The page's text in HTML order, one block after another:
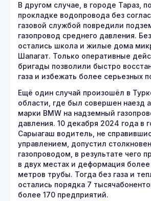
В другом случае, в городе Тараз,
прокладке водопровода без
газовой службой повредили
газопровод среднего давления.
остались школа и жилые дома
Шапагат. Только оперативные
бригады позволили быстро
газа и избежать более серьезных
Ещё один случай произошёл в
области, где был совершен наезд
марки BMW на надземный
давления. 10 декабря 2024 года в
Сарыагаш водитель, не
управлением, допустил
газопроводом, в результате чего
в двух местах и деформация
метров трубы. Тогда без газа и
остались порядка 7
более 170 предприятий.